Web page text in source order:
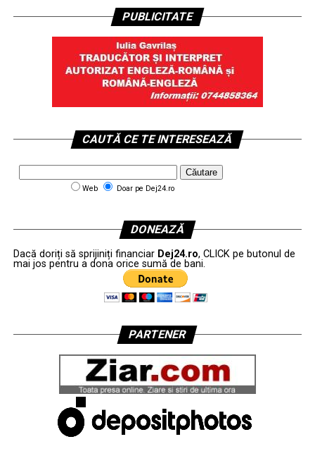
PUBLICITATE
CAUTĂ CE TE INTERESEAZĂ
Web Doar pe Dej24.ro
DONEAZĂ
Dacă doriți să sprijiniți financiar Dej24.ro, CLICK pe butonul de
mai jos pentru a dona orice sumă de bani.
PARTENER